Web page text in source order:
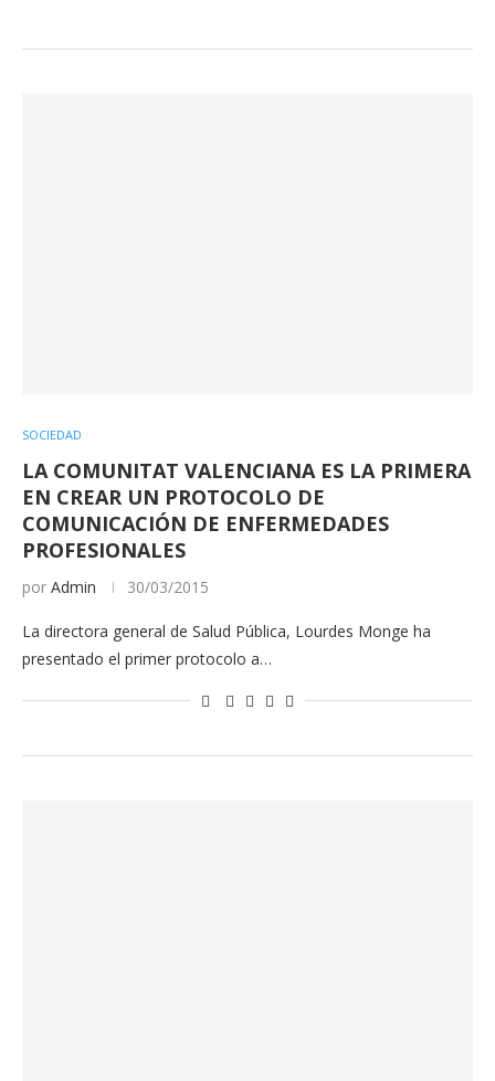
SOCIEDAD
LA COMUNITAT VALENCIANA ES LA PRIMERA
EN CREAR UN PROTOCOLO DE
COMUNICACIÓN DE ENFERMEDADES
PROFESIONALES
por Admin 30/03/2015
La directora general de Salud Pública, Lourdes Monge ha
presentado el primer protocolo a…